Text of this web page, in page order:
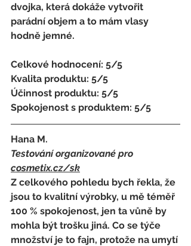
dvojka, která dokáže vytvořit
parádní objem a to mám vlasy
hodně jemné.
Celkové hodnocení: 5/5
Kvalita produktu: 5/5
Účinnost produktu: 5/5
Spokojenost s produktem: 5/5
Hana M.
Testování organizované pro
cosmetix.cz/sk
Z celkového pohledu bych řekla, že
jsou to kvalitní výrobky, u mě téměř
100 % spokojenost, jen ta vůně by
mohla být trošku jiná. Co se týče
množství je to fajn, protože na umytí